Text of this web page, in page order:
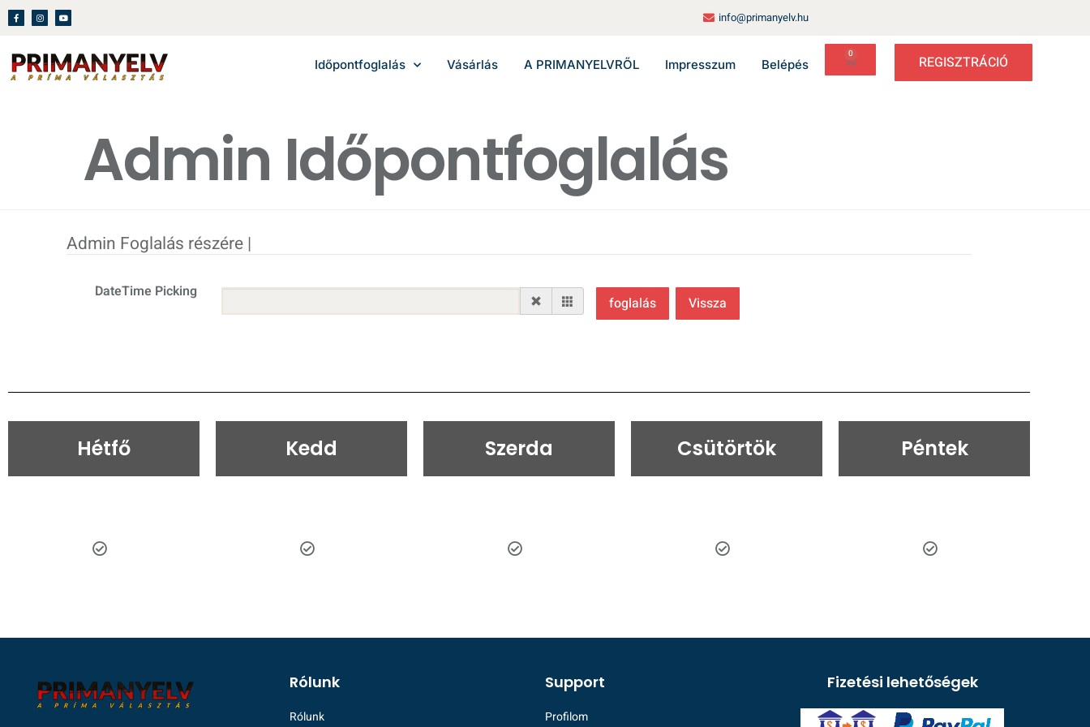
info@primanyelv.hu
Időpontfoglalás Vásárlás A PRIMANYELVRŐL Impresszum Belépés
0 REGISZTRÁCIÓ
Admin Időpontfoglalás
Admin Foglalás részére |
DateTime Picking
Hétfő Kedd Szerda Csütörtök Péntek
Rólunk
Rólunk
Support
Profilom
Fizetési lehetőségek